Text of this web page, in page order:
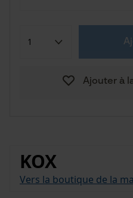
Ajouter à
KOX
Vers la boutique de la